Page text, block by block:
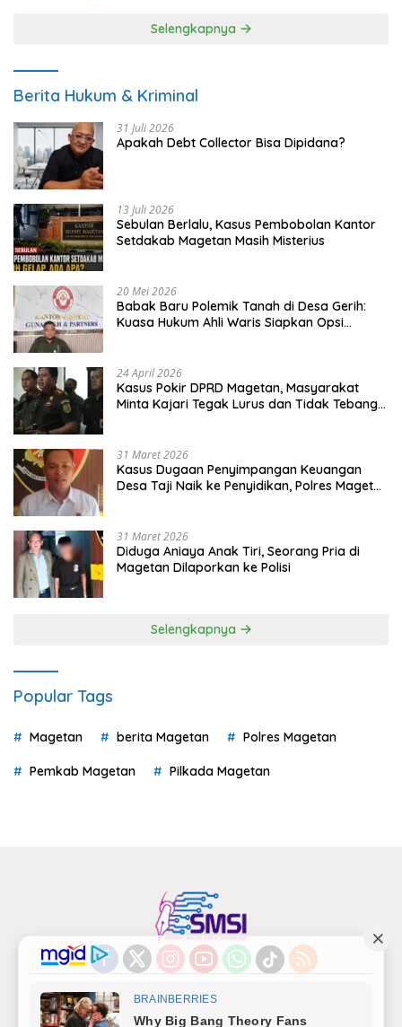
Selengkapnya
Berita Hukum & Kriminal
31 Juli 2026
Apakah Debt Collector Bisa Dipidana?
13 Juli 2026
Sebulan Berlalu, Kasus Pembobolan Kantor
Setdakab Magetan Masih Misterius
20 Mei 2026
Babak Baru Polemik Tanah di Desa Gerih:
Kuasa Hukum Ahli Waris Siapkan Opsi
24 April 2026
Kasus Pokir DPRD Magetan, Masyarakat
Minta Kajari Tegak Lurus dan Tidak Tebang
31 Maret 2026
Kasus Dugaan Penyimpangan Keuangan
Desa Taji Naik ke Penyidikan, Polres Magetan
31 Maret 2026
Diduga Aniaya Anak Tiri, Seorang Pria di
Magetan Dilaporkan ke Polisi
Selengkapnya
Popular Tags
Magetan berita Magetan Polres Magetan
Pemkab Magetan Pilkada Magetan
Indeks Kode Etik